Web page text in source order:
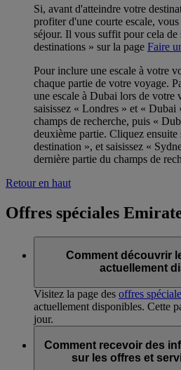
Si, avant d'atteindre votre
profiter d'une courte escale,
séjour. Il vous suffit pour cela
destinations » sur la page Faire
Pour inclure une escale à votre
chaque partie de votre voyage.
une escale à Dubai lors de votre
saisissez « Londres » et « Dubai
champs de recherche, puis «
deuxième partie. Cliquez
destination », et saisissez «
dernière partie du champs de
Retour en haut
Offres spéciales
Comment découvrir
actuellement
Visitez la page des offres
actuellement disponibles. Cette
jour.
Comment recevoir des
sur les offres et